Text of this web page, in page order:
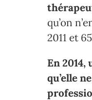
qu’on
2011 et
En
qu’elle